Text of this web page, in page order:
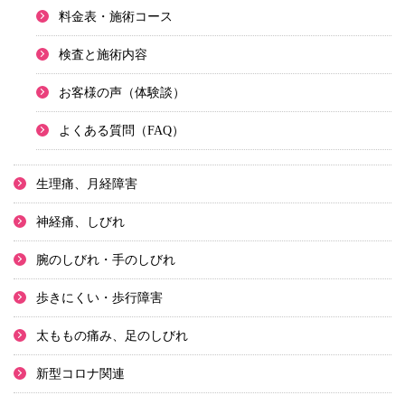
料金表・施術コース
検査と施術内容
お客様の声（体験談）
よくある質問（FAQ）
生理痛、月経障害
神経痛、しびれ
腕のしびれ・手のしびれ
歩きにくい・歩行障害
太ももの痛み、足のしびれ
新型コロナ関連